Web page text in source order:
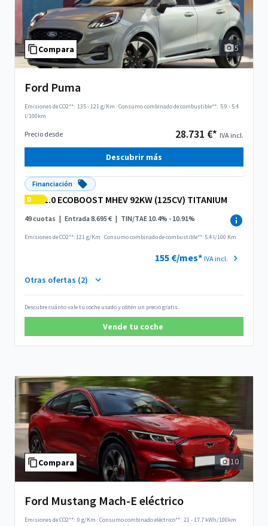
Compara 5
Ford Puma
Emisiones de CO2**: 135 - 121 g/Km ·Consumo combinado de combustible**: 5.9 - 5.4
l/100km
Precio desde 28.731 €* IVA incl.
Descubrir más
Financiación
D
1.0 ECOBOOST MHEV 92KW (125CV) TITANIUM
49 cuotas | Entrada 8.695 € | TIN/TAE 10.4% - 10.91%
Emisiones de CO2**: 121 g/Km ·Consumo combinado de combustible**: 5.4 l/100 Km
155 €/mes* IVA incl.
Otras ofertas (2)
Descubre cuánto vale tu coche usado y obtén un precio gratis.
Vende tu coche
Compara 10
Ford Mustang Mach-E eléctrico
Emisiones de CO2**: 0 g/Km ·Consumo combinado eléctrico**: 21 - 17.7 kWh/100km